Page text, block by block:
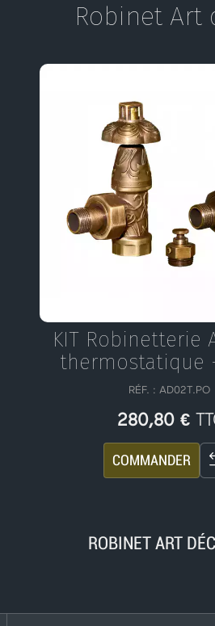
Robinet Art
KIT Robinetterie
thermostatique
RÉF. : AD02T.PO
280,80 €
COMMANDER
ROBINET ART